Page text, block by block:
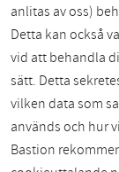
anlitas av oss)
Detta kan också
vid att behandla
sätt. Detta
vilken data som
används och hur
Bastion